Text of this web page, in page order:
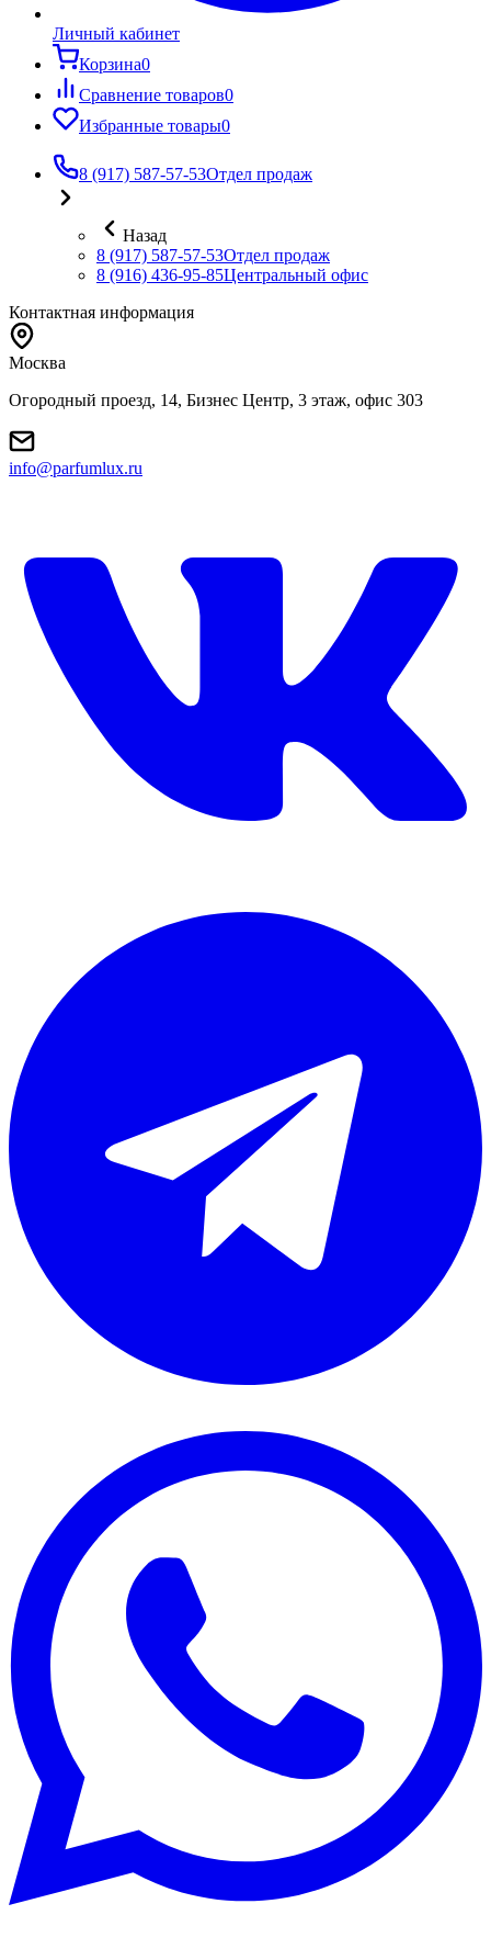
Личный кабинет
Корзина0
Сравнение товаров0
Избранные товары0
8 (917) 587-57-53Отдел продаж
Назад
8 (917) 587-57-53Отдел продаж
8 (916) 436-95-85Центральный офис
Контактная информация
Москва
Огородный проезд, 14, Бизнес Центр, 3 этаж, офис 303
info@parfumlux.ru